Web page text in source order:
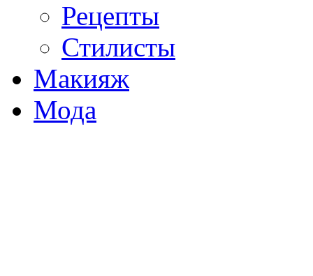
Рецепты
Стилисты
Макияж
Мода